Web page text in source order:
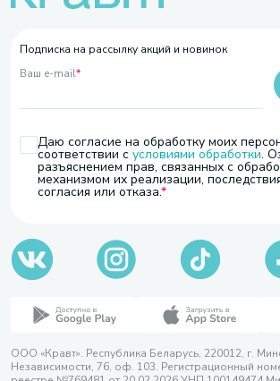
Подписка на рассылку акций и новинок
Ваш e-mail*
Даю согласие на обработку моих
соответствии с условиями обработки.
разъяснением прав, связанных с
механизмом их реализации,
согласия или отказа.
ООО «Кравт». Республика Беларусь, 220012, г.
Независимости, 76, оф. 103. Регистрационный